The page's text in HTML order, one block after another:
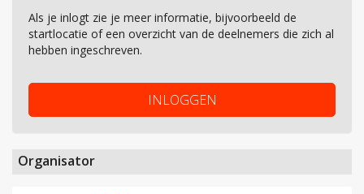
Als je inlogt zie je meer informatie, bijvoorbeeld de
startlocatie of een overzicht van de deelnemers die zich al
hebben ingeschreven.
INLOGGEN
Organisator